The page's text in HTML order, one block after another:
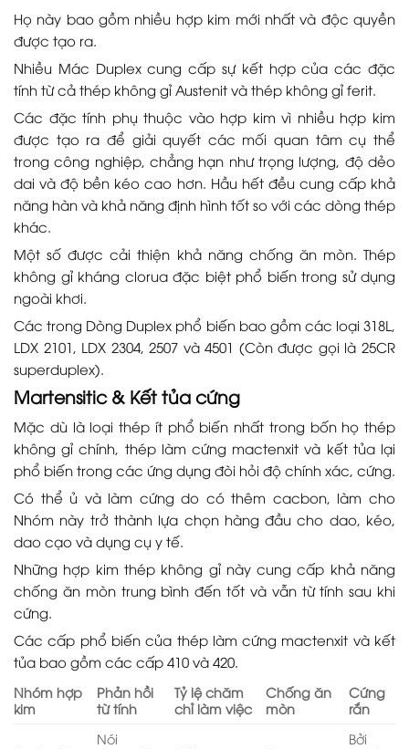
Họ này bao gồm nhiều hợp kim mới nhất và độc quyền
được tạo ra.
Nhiều Mác Duplex cung cấp sự kết hợp của các đặc
tính từ cả thép không gỉ Austenit và thép không gỉ ferit.
Các đặc tính phụ thuộc vào hợp kim vì nhiều hợp kim
được tạo ra để giải quyết các mối quan tâm cụ thể
trong công nghiệp, chẳng hạn như trọng lượng, độ dẻo
dai và độ bền kéo cao hơn. Hầu hết đều cung cấp khả
năng hàn và khả năng định hình tốt so với các dòng thép
khác.
Một số được cải thiện khả năng chống ăn mòn. Thép
không gỉ kháng clorua đặc biệt phổ biến trong sử dụng
ngoài khơi.
Các trong Dòng Duplex phổ biến bao gồm các loại 318L,
LDX 2101, LDX 2304, 2507 và 4501 (Còn được gọi là 25CR
superduplex).
Martensitic & Kết tủa cứng
Mặc dù là loại thép ít phổ biến nhất trong bốn họ thép
không gỉ chính, thép làm cứng mactenxit và kết tủa lại
phổ biến trong các ứng dụng đòi hỏi độ chính xác, cứng.
Có thể ủ và làm cứng do có thêm cacbon, làm cho
Nhóm này trở thành lựa chọn hàng đầu cho dao, kéo,
dao cạo và dụng cụ y tế.
Những hợp kim thép không gỉ này cung cấp khả năng
chống ăn mòn trung bình đến tốt và vẫn từ tính sau khi
cứng.
Các cấp phổ biến của thép làm cứng mactenxit và kết
tủa bao gồm các cấp 410 và 420.
Nhóm hợp
kim
Phản hồi
từ tính
Tỷ lệ chăm
chỉ làm việc
Chống ăn
mòn
Cứng
rắn
Nói
Bởi